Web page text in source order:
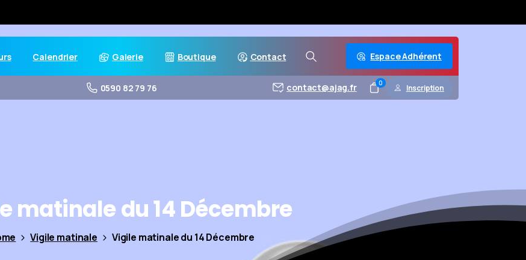
Calendrier Galerie Boutique Contact Espace Adhérent
0590 82 79 76 contact@ajag.fr 0 Inscription
matinaledu14Décembre
Vigile matinale Vigile matinale du 14 Décembre